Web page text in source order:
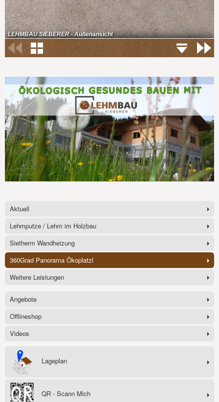
Aktuell
Lehmputze / Lehm im Holzbau
Sietherm Wandheizung
360Grad Panorama Ökoplatzl
Weitere Leistungen
Angebote
Offlineshop
Videos
Lageplan
QR - Scann Mich